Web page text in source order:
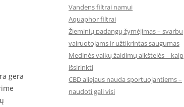
gera
Vandens filtrai namui
Aquaphor filtrai
Žieminių padangų žymėjimas – svarbu
vairuotojams ir užtikrintas saugumas
Medinės vaikų žaidimų aikštelės – kaip
išsirinkti
CBD aliejaus nauda sportuojantiems –
naudoti gali visi